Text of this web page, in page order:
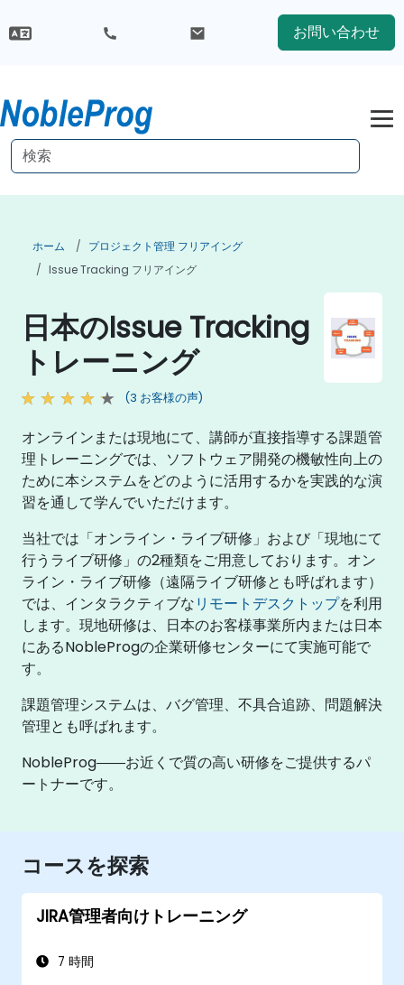
お問い合わせ
ホーム
プロジェクト管理 フリアイング
Issue Tracking フリアイング
日本のIssue Tracking
トレーニング
(3 お客様の声)
オンラインまたは現地にて、講師が直接指導する課題管
理トレーニングでは、ソフトウェア開発の機敏性向上の
ために本システムをどのように活用するかを実践的な演
習を通して学んでいただけます。
当社では「オンライン・ライブ研修」および「現地にて
行うライブ研修」の2種類をご用意しております。オン
ライン・ライブ研修（遠隔ライブ研修とも呼ばれます）
では、インタラクティブなリモートデスクトップを利用
します。現地研修は、日本のお客様事業所内または日本
にあるNobleProgの企業研修センターにて実施可能で
す。
課題管理システムは、バグ管理、不具合追跡、問題解決
管理とも呼ばれます。
NobleProg――お近くで質の高い研修をご提供するパ
ートナーです。
コースを探索
JIRA管理者向けトレーニング
7 時間